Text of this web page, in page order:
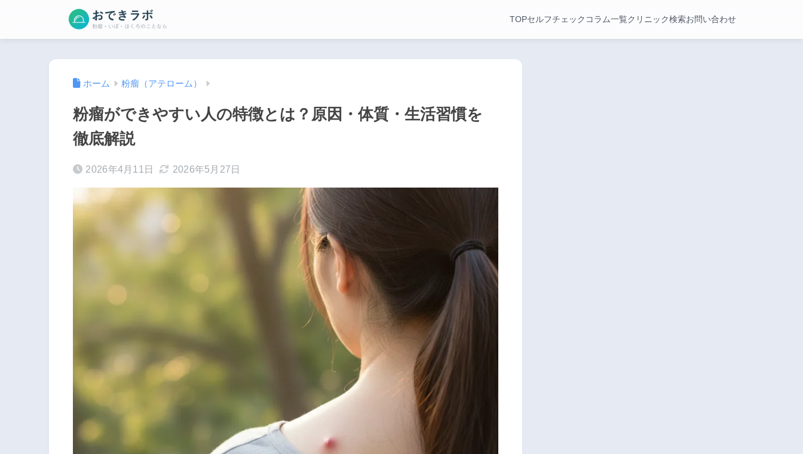
TOPセルフチェック コラム一覧クリニック検索お問い合わせ
ホーム 粉瘤（アテローム）
粉瘤ができやすい人の特徴とは？原因・体質・生活習慣を
徹底解説
2026年4月11日 2026年5月27日